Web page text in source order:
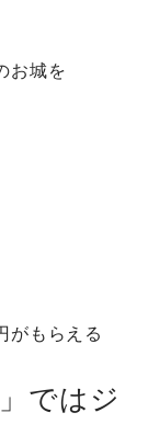
お城を
がもらえる
ではジ